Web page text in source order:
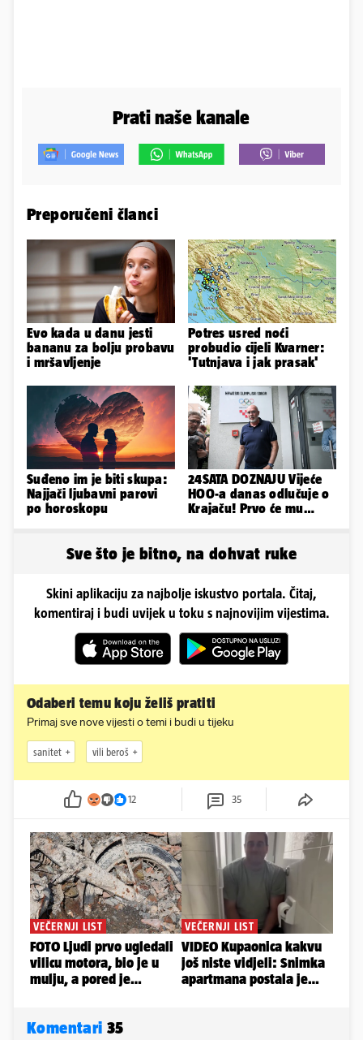
Prati naše kanale
Preporučeni članci
Evo kada u danu jesti
bananu za bolju probavu
i mršavljenje
Potres usred noći
probudio cijeli Kvarner:
'Tutnjava i jak prasak'
Suđeno im je biti skupa:
Najjači ljubavni parovi
po horoskopu
24SATA DOZNAJU Vijeće
HOO-a danas odlučuje o
Krajaču! Prvo će mu
Sve što je bitno, na dohvat ruke
Skini aplikaciju za najbolje iskustvo portala. Čitaj,
komentiraj i budi uvijek u toku s najnovijim vijestima.
Odaberi temu koju želiš pratiti
Primaj sve nove vijesti o temi i budi u tijeku
sanitet vili beroš
12 35
Komentari 35